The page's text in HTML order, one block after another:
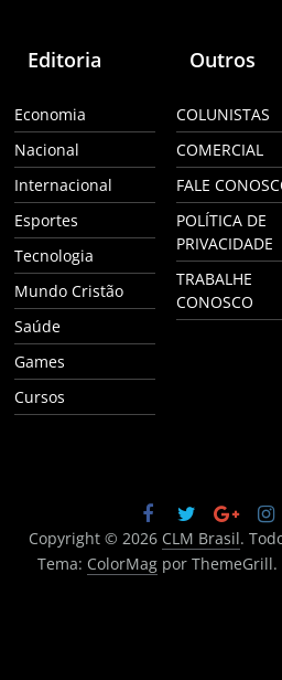
Editoria
Economia
Nacional
Internacional
Esportes
Tecnologia
Mundo Cristão
Saúde
Games
Cursos
Outros
COLUNISTAS
COMERCIAL
FALE
POLÍTICA DE
PRIVACIDADE
TRABALHE
CONOSCO
Copyright © 2026 CLM Brasil.
Tema: ColorMagpor ThemeGrill.